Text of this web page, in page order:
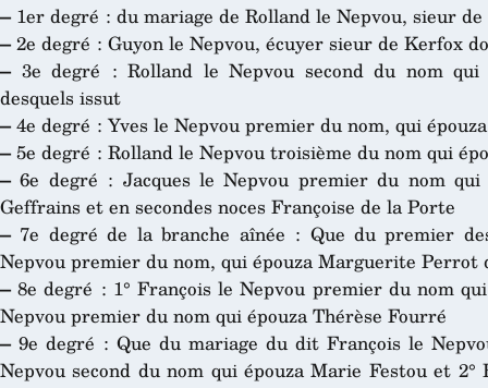
–1er degré : du mariage de Rolland le Nepvou, sieur
–2e degré : Guyon le Nepvou, écuyer sieur de Kerfox
–3e degré : Rolland le Nepvou second du nom qui
desquels issut
–4e degré : Yves le Nepvou premier du nom, qui
–5e degré : Rolland le Nepvou troisième du nom qui
–6e degré : Jacques le Nepvou premier du nom qui
Geffrains et en secondes noces Françoise de la Porte
–7e degré de la branche aînée : Que du premier
Nepvou premier du nom, qui épouza Marguerite Perrot
–8e degré : 1° François le Nepvou premier du nom
Nepvou premier du nom qui épouza Thérèse Fourré
–9e degré : Que du mariage du dit François le
Nepvou second du nom qui épouza Marie Festou et